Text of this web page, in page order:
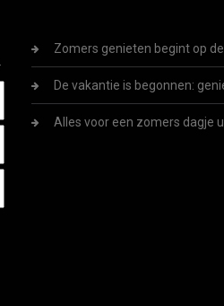
Zomers genieten begint op
De vakantie is begonnen:
Alles voor een zomers dagje